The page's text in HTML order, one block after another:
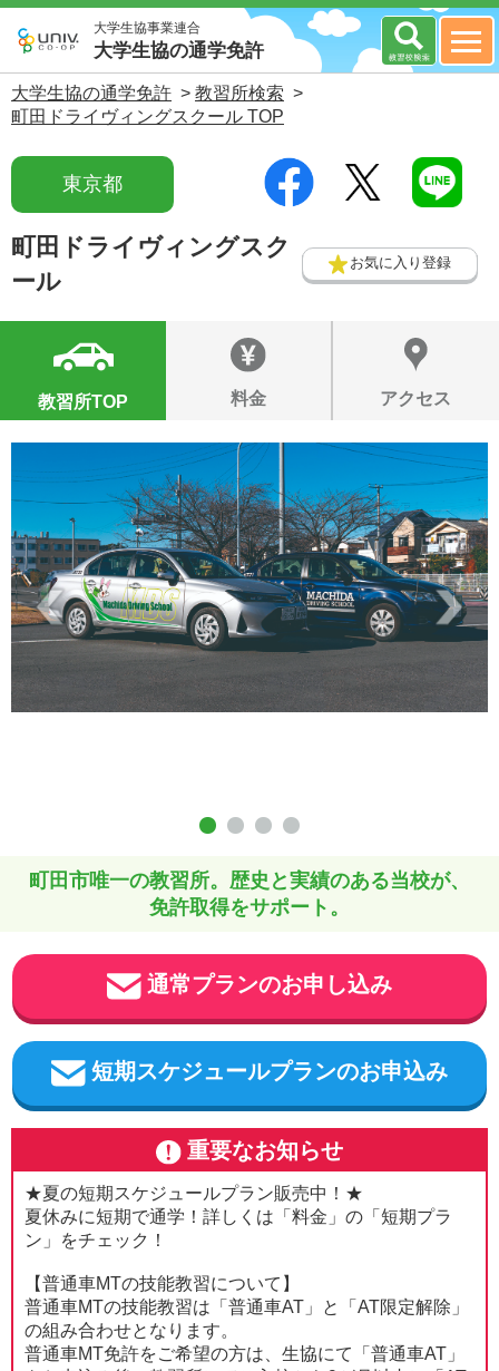
大学生協事業連合
大学生協の通学免許
大学生協の通学免許 > 教習所検索 >
町田ドライヴィングスクール TOP
東京都
町田ドライヴィングスク
ール
お気に入り登録
教習所TOP 料金 アクセス
町田市唯一の教習所。歴史と実績のある当校が、
免許取得をサポート。
通常プランのお申し込み
短期スケジュールプランのお申込み
重要なお知らせ
★夏の短期スケジュールプラン販売中！★
夏休みに短期で通学！詳しくは「料金」の「短期プラ
ン」をチェック！
【普通車MTの技能教習について】
普通車MTの技能教習は「普通車AT」と「AT限定解除」
の組み合わせとなります。
普通車MT免許をご希望の方は、生協にて「普通車AT」